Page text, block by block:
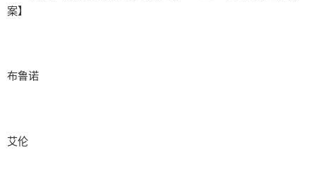
案】
布鲁诺
艾伦